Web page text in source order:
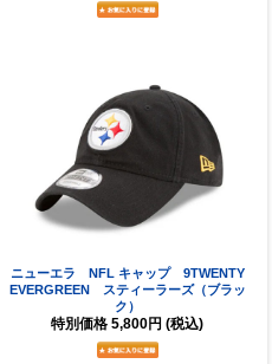
ニューエラ NFL キャップ 9TWENTY
EVERGREEN スティーラーズ（ブラッ
ク）
特別価格 5,800円 (税込)